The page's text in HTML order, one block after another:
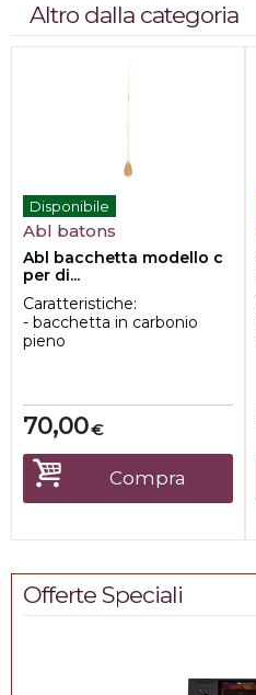
Altro dalla categoria
Disponibile
Abl batons
Abl bacchetta modello c
per di...
Caratteristiche:
- bacchetta in carbonio
pieno
€
70,00
Compra
Offerte Speciali